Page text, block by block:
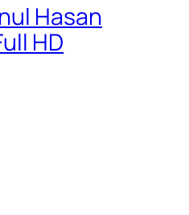
Hasan
HD